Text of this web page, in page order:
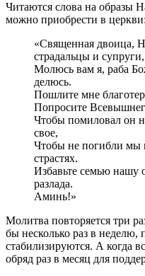
Читаются слова на образы
можно приобрести в церкви:
«Священная двоица,
страдальцы и супруги,
Молюсь вам я, раба
делюсь.
Пошлите мне
Попросите
Чтобы помиловал он
свое,
Чтобы не погибли мы
страстях.
Избавьте семью нашу
разлада.
Аминь!»
Молитва повторяется три
бы несколько раз в неделю,
стабилизируются. А когда
обряд раз в месяц для